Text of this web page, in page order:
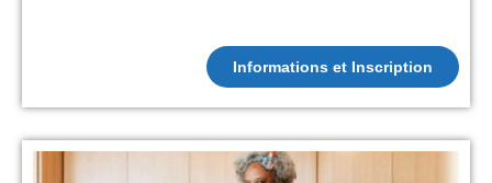
Informations et Inscription